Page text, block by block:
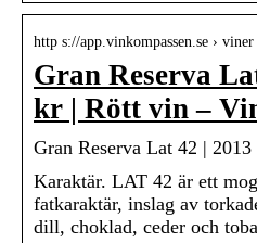
http s://app.vinkompassen.se ›
Gran Reserva
kr | Rött vin –
Gran Reserva Lat 42 |
Karaktär. LAT 42 är ett
fatkaraktär, inslag av
dill, choklad, ceder och